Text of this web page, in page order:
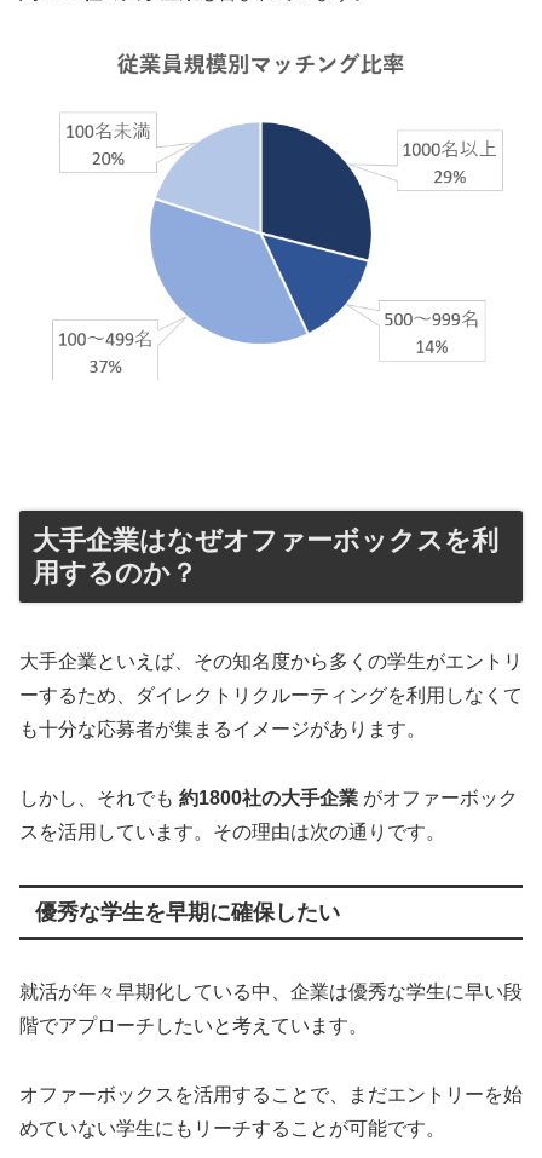
大手企業はなぜオファーボックスを利
用するのか？
大手企業といえば、その知名度から多くの学生がエントリ
ーするため、ダイレクトリクルーティングを利用しなくて
も十分な応募者が集まるイメージがあります。
しかし、それでも 約1800社の大手企業 がオファーボック
スを活用しています。その理由は次の通りです。
優秀な学生を早期に確保したい
就活が年々早期化している中、企業は優秀な学生に早い段
階でアプローチしたいと考えています。
オファーボックスを活用することで、まだエントリーを始
めていない学生にもリーチすることが可能です。